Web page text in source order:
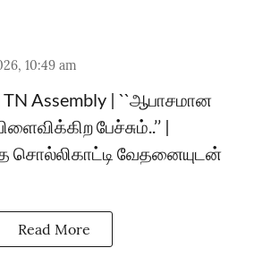
10:49 am
TN Assembly | ``ஆபாசமான
பேச்சும்..’’ |
சொல்லிகாட்டி வேதனையுடன்
Read More